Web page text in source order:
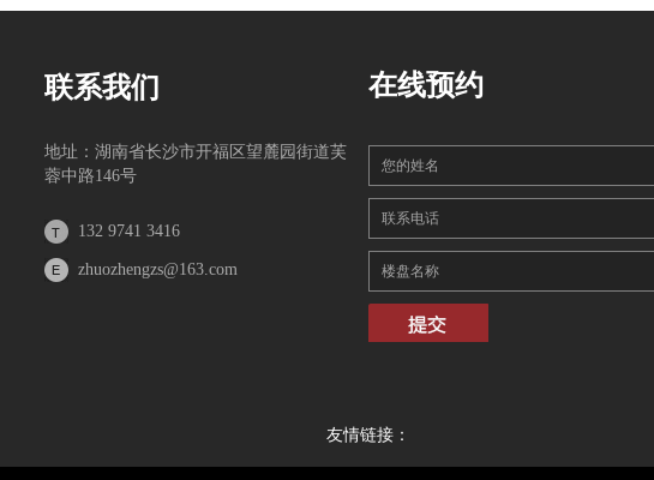
联系我们
地址：湖南省长沙市开福区望麓园街道芙
蓉中路146号
132 9741 3416
zhuozhengzs@163.com
在线预约
您的姓名
联系电话
楼盘名称
友情链接：